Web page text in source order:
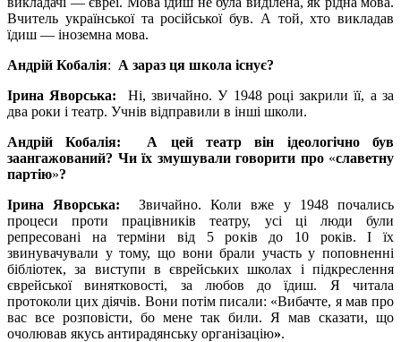
Вчитель української та російської був. А той, хто викладав
їдиш — іноземна мова.
Андрій Кобалія: А зараз ця школа існує?
Ірина Яворська:
Ні, звичайно. У 1948 році закрили її, а за
два роки і театр. Учнів відправили в інші школи.
Андрій Кобалія: А цей театр він ідеологічно був
заангажований? Чи їх змушували говорити про «славетну
партію»?
Ірина Яворська:
Звичайно. Коли вже у 1948 почались
процеси проти працівників театру, усі ці люди були
репресовані на терміни від 5 років до 10 років. І їх
звинувачували у тому, що вони брали участь у поповненні
бібліотек, за виступи в єврейських школах і підкреслення
єврейської винятковості, за любов до їдиш. Я читала
протоколи цих діячів. Вони потім писали: «Вибачте, я мав про
вас все розповісти, бо мене так били. Я мав сказати, що
очолював якусь антирадянську організацію».